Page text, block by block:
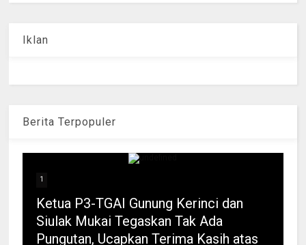
Iklan
Berita Terpopuler
1
Ketua P3-TGAI Gunung Kerinci dan
Siulak Mukai Tegaskan Tak Ada
Pungutan, Ucapkan Terima Kasih atas